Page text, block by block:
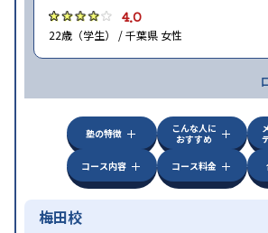
4.0
22歳（学生） / 千葉県 女性
塾の特徴
こんな人に
おすすめ
コース内容
コース料金
梅田校